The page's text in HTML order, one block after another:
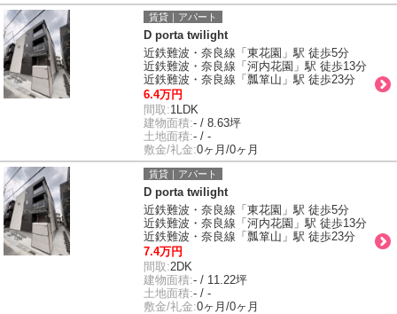
賃貸｜アパート
D porta twilight
近鉄難波・奈良線「東花園」駅 徒歩5分
近鉄難波・奈良線「河内花園」駅 徒歩13分
近鉄難波・奈良線「瓢箪山」駅 徒歩23分
6.4万円
間取:1LDK
建物面積:- / 8.63坪
土地面積:- / -
敷金/礼金:0ヶ月/0ヶ月
賃貸｜アパート
D porta twilight
近鉄難波・奈良線「東花園」駅 徒歩5分
近鉄難波・奈良線「河内花園」駅 徒歩13分
近鉄難波・奈良線「瓢箪山」駅 徒歩23分
7.4万円
間取:2DK
建物面積:- / 11.22坪
土地面積:- / -
敷金/礼金:0ヶ月/0ヶ月